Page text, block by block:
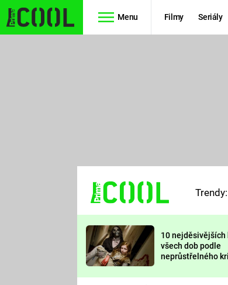
Menu Filmy Seriály
TŘESKU
FUTURAMA
Trendy:
10 nejděsivějších
všech dob podle
neprůstřelného
nejvíc zvednou